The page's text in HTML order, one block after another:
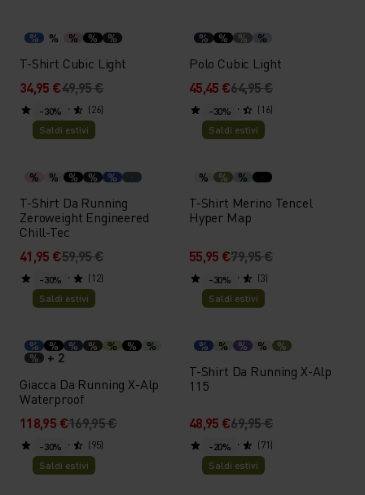
% % % % %
T-Shirt Cubic Light
34,95 €49,95 €
(26)
% % % %
Polo Cubic Light
45,45 €64,95 €
(16)
-30%
Saldi estivi
% % % % %
T-Shirt Da Running
Zeroweight Engineered
Chill-Tec
41,95 €59,95 €
(12)
-30%
Saldi estivi
% % %
T-Shirt Merino Tencel
Hyper Map
55,95 €79,95 €
(3)
-30%
Saldi estivi
% % % % % %
%
%
+ 2
Giacca Da Running X-Alp
Waterproof
118,95 €169,95 €
(95)
-30%
Saldi estivi
% % % % %
T-Shirt Da Running X-Alp
115
48,95 €69,95 €
(71)
-30%
Saldi estivi
-20%
Saldi estivi